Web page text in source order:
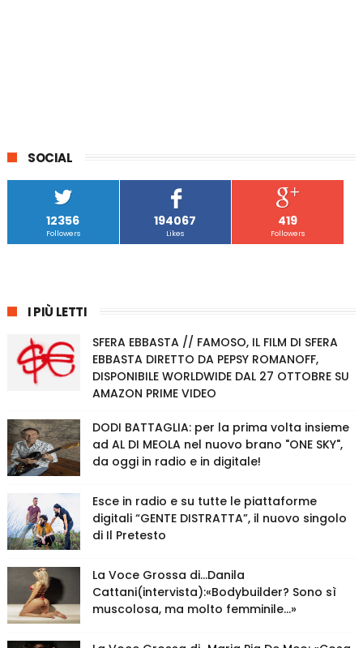
SOCIAL
12356
Followers
194067
Likes
419
Followers
I PIÙ LETTI
SFERA EBBASTA // FAMOSO, IL FILM DI SFERA
EBBASTA DIRETTO DA PEPSY ROMANOFF,
DISPONIBILE WORLDWIDE DAL 27 OTTOBRE SU
AMAZON PRIME VIDEO
DODI BATTAGLIA: per la prima volta insieme
ad AL DI MEOLA nel nuovo brano "ONE SKY",
da oggi in radio e in digitale!
Esce in radio e su tutte le piattaforme
digitali “GENTE DISTRATTA”, il nuovo singolo
di Il Pretesto
La Voce Grossa di…Danila
Cattani(intervista):«Bodybuilder? Sono sì
muscolosa, ma molto femminile…»